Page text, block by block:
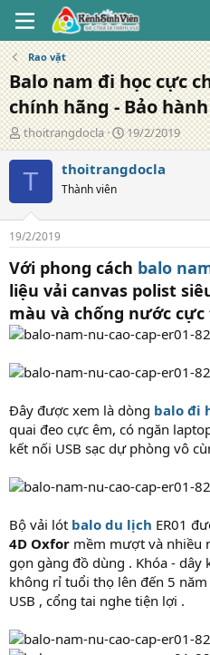
Rao vặt
Balo nam đi học cực
chính hãng - Bảo
T
á
c
ả
thoitrangdocla
N
g
à
y
g
19/2/2019
T thoitrangdocla
Thành viên
19/2/2019
Với phong cách balo
liệu vải canvas polist
màu và chống nước cực
Đây được xem là dòng balo đi
quai đeo cực êm, có ngăn
kết nối USB sạc dự phòng vô
Bộ vải lót balo du lịch ER01
4D Oxfor mềm mượt và nhiều
gọn gàng đồ dùng . Khóa -
không rỉ tuổi thọ lên đến 5
USB , cổng tai nghe tiện lợi .